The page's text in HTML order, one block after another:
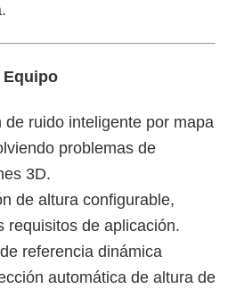
Equipo
de ruido inteligente por mapa
problemas de
3D.
de altura configurable,
requisitos de aplicación.
referencia dinámica
automática de altura de